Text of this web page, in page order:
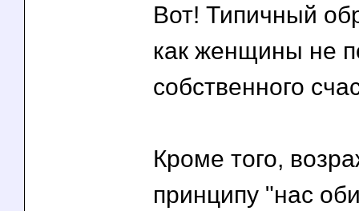
Вот! Типичный
как женщины не
собственного
Кроме того,
принципу "нас